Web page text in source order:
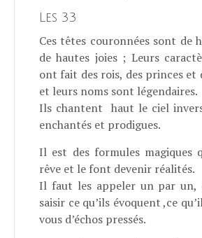
Les 33
Ces têtes couronnées sont de
de hautes joies ; Leurs
ont fait des rois, des princes et
et leurs noms sont légendaires.
Ils chantent haut le ciel
enchantés et prodigues.
Il est des formules magiques
rêve et le font devenir réalités.
Il faut les appeler un par un,
saisir ce qu’ils évoquent ,ce
vous d’échos pressés.